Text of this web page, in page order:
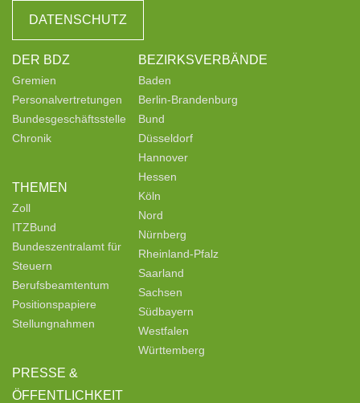
DATENSCHUTZ
DER BDZ
Gremien
Personalvertretungen
Bundesgeschäftsstelle
Chronik
THEMEN
Zoll
ITZBund
Bundeszentralamt für
Steuern
Berufsbeamtentum
Positionspapiere
Stellungnahmen
PRESSE &
ÖFFENTLICHKEIT
BEZIRKSVERBÄNDE
Baden
Berlin-Brandenburg
Bund
Düsseldorf
Hannover
Hessen
Köln
Nord
Nürnberg
Rheinland-Pfalz
Saarland
Sachsen
Südbayern
Westfalen
Württemberg